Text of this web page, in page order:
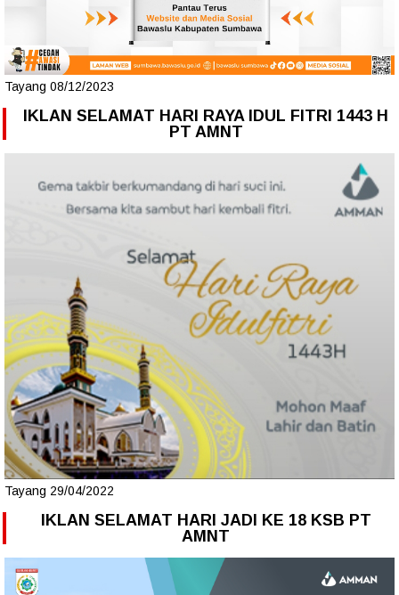
Tayang 08/12/2023
IKLAN SELAMAT HARI RAYA IDUL FITRI 1443 H
PT AMNT
Tayang 29/04/2022
IKLAN SELAMAT HARI JADI KE 18 KSB PT
AMNT